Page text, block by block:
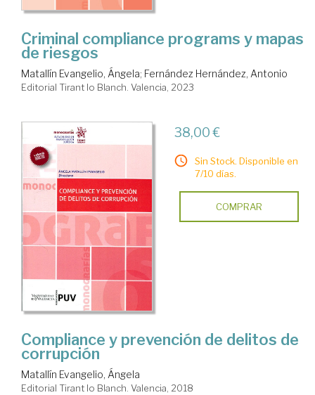
Criminal compliance programs y mapas
de riesgos
Matallín Evangelio, Ángela; Fernández Hernández, Antonio
Editorial Tirant lo Blanch. Valencia, 2023
38,00 €
Sin Stock. Disponible en
7/10 días.
COMPRAR
Compliance y prevención de delitos de
corrupción
Matallín Evangelio, Ángela
Editorial Tirant lo Blanch. Valencia, 2018